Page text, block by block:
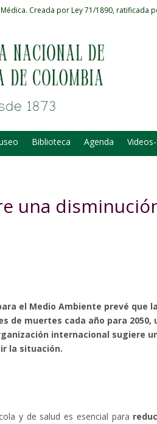
Creada por Ley 71/1890, ratificada
Biblioteca Agenda
una
el Medio Ambiente prevé que la
de muertes cada año para 2050,
internacional sugiere
la situación.
y de salud es esencial para